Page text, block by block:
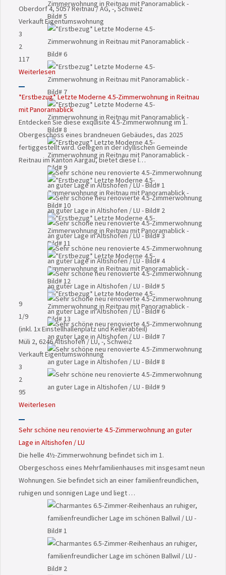
Oberdorf 4, 5057 Reitnau / AG, -, Schweiz
VerkauftEigentumswohnung
3
2
117
Weiterlesen
*Erstbezug* Letzte Moderne 4.5-Zimmerwohnung in Reitnau
mit Panoramablick
Entdecken Sie diese exquisite 4.5-Zimmerwohnung im 1.
Obergeschoss eines brandneuen Gebäudes, das 2025
fertiggestellt wird. Gelegen in der idyllischen Gemeinde
Reitnau im Kanton Aargau, bietet diese I…
9
1/9
(inkl. 1x Einstellhallenplatz und Kellerabteil)
Müli 2, 6246 Altishofen / LU, -, Schweiz
VerkauftEigentumswohnung
3
2
95
Weiterlesen
Sehr schöne neu renovierte 4.5-Zimmerwohnung an guter
Lage in Altishofen / LU
Die helle 4½-Zimmerwohnung befindet sich im 1.
Obergeschoss eines Mehrfamilienhauses mit insgesamt neun
Wohnungen. Sie befindet sich an einer familienfreundlichen,
ruhigen und sonnigen Lage und liegt …